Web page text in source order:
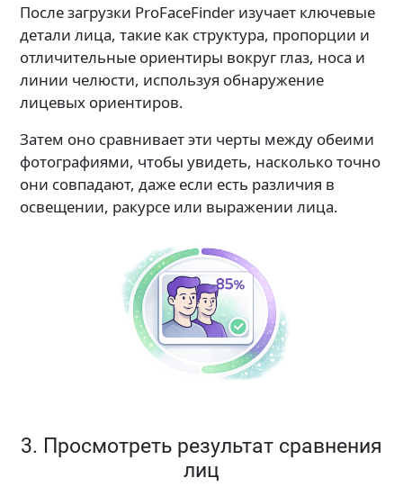
После загрузки ProFaceFinder изучает ключевые
детали лица, такие как структура, пропорции и
отличительные ориентиры вокруг глаз, носа и
линии челюсти, используя обнаружение
лицевых ориентиров.
Затем оно сравнивает эти черты между обеими
фотографиями, чтобы увидеть, насколько точно
они совпадают, даже если есть различия в
освещении, ракурсе или выражении лица.
3. Просмотреть результат сравнения
лиц